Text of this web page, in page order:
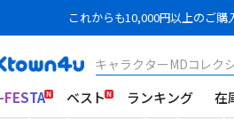
これからも10,000円以上のご購
キャラクターMDコレク
FESTA ベスト ランキング 在